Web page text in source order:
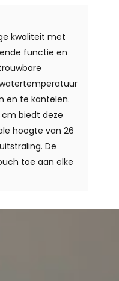
kwaliteit met
functie en
en te kantelen.
biedt deze
hoogte van 26
De
toe aan elke